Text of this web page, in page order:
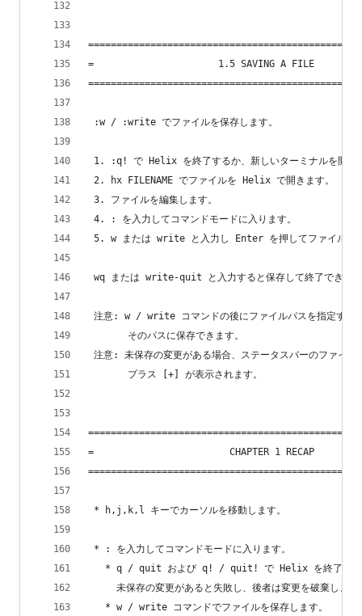
=                      1.5 SAVING A FILE
:w / :write でファイルを保存します。
1. :q! で Helix を終了するか、新しいターミナルを開い
2. hx FILENAME でファイルを Helix で開きます。
3. ファイルを編集します。
4. : を入力してコマンドモードに入ります。
5. w または write と入力し Enter を押してファイルを
wq または write-quit と入力すると保存して終了できま
注意: w / write コマンドの後にファイルパスを指定する
       そのパスに保存できます。
注意: 未保存の変更がある場合、ステータスバーのファイル
       プラス [+] が表示されます。
=                        CHAPTER 1 RECAP
* h,j,k,l キーでカーソルを移動します。
* : を入力してコマンドモードに入ります。
* q / quit および q! / quit! で Helix を終了しま
未保存の変更があると失敗し、後者は変更を破棄します
   * w / write コマンドでファイルを保存します。